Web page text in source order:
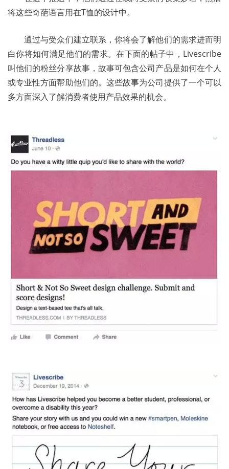
将这些奇葩语言用在T恤的设计中。
	通过与受众们建立联系，你将会了解他们的需求进而明
白你将如何满足他们的需求。在下面的帖子中，Livescribe
叫他们的粉丝分享故事，故事可包含公司产品是如何在个人
或专业性方面帮助他们的。这些故事为公司提供了一个可以
多方面深入了解消费者使用产品效果的机会。